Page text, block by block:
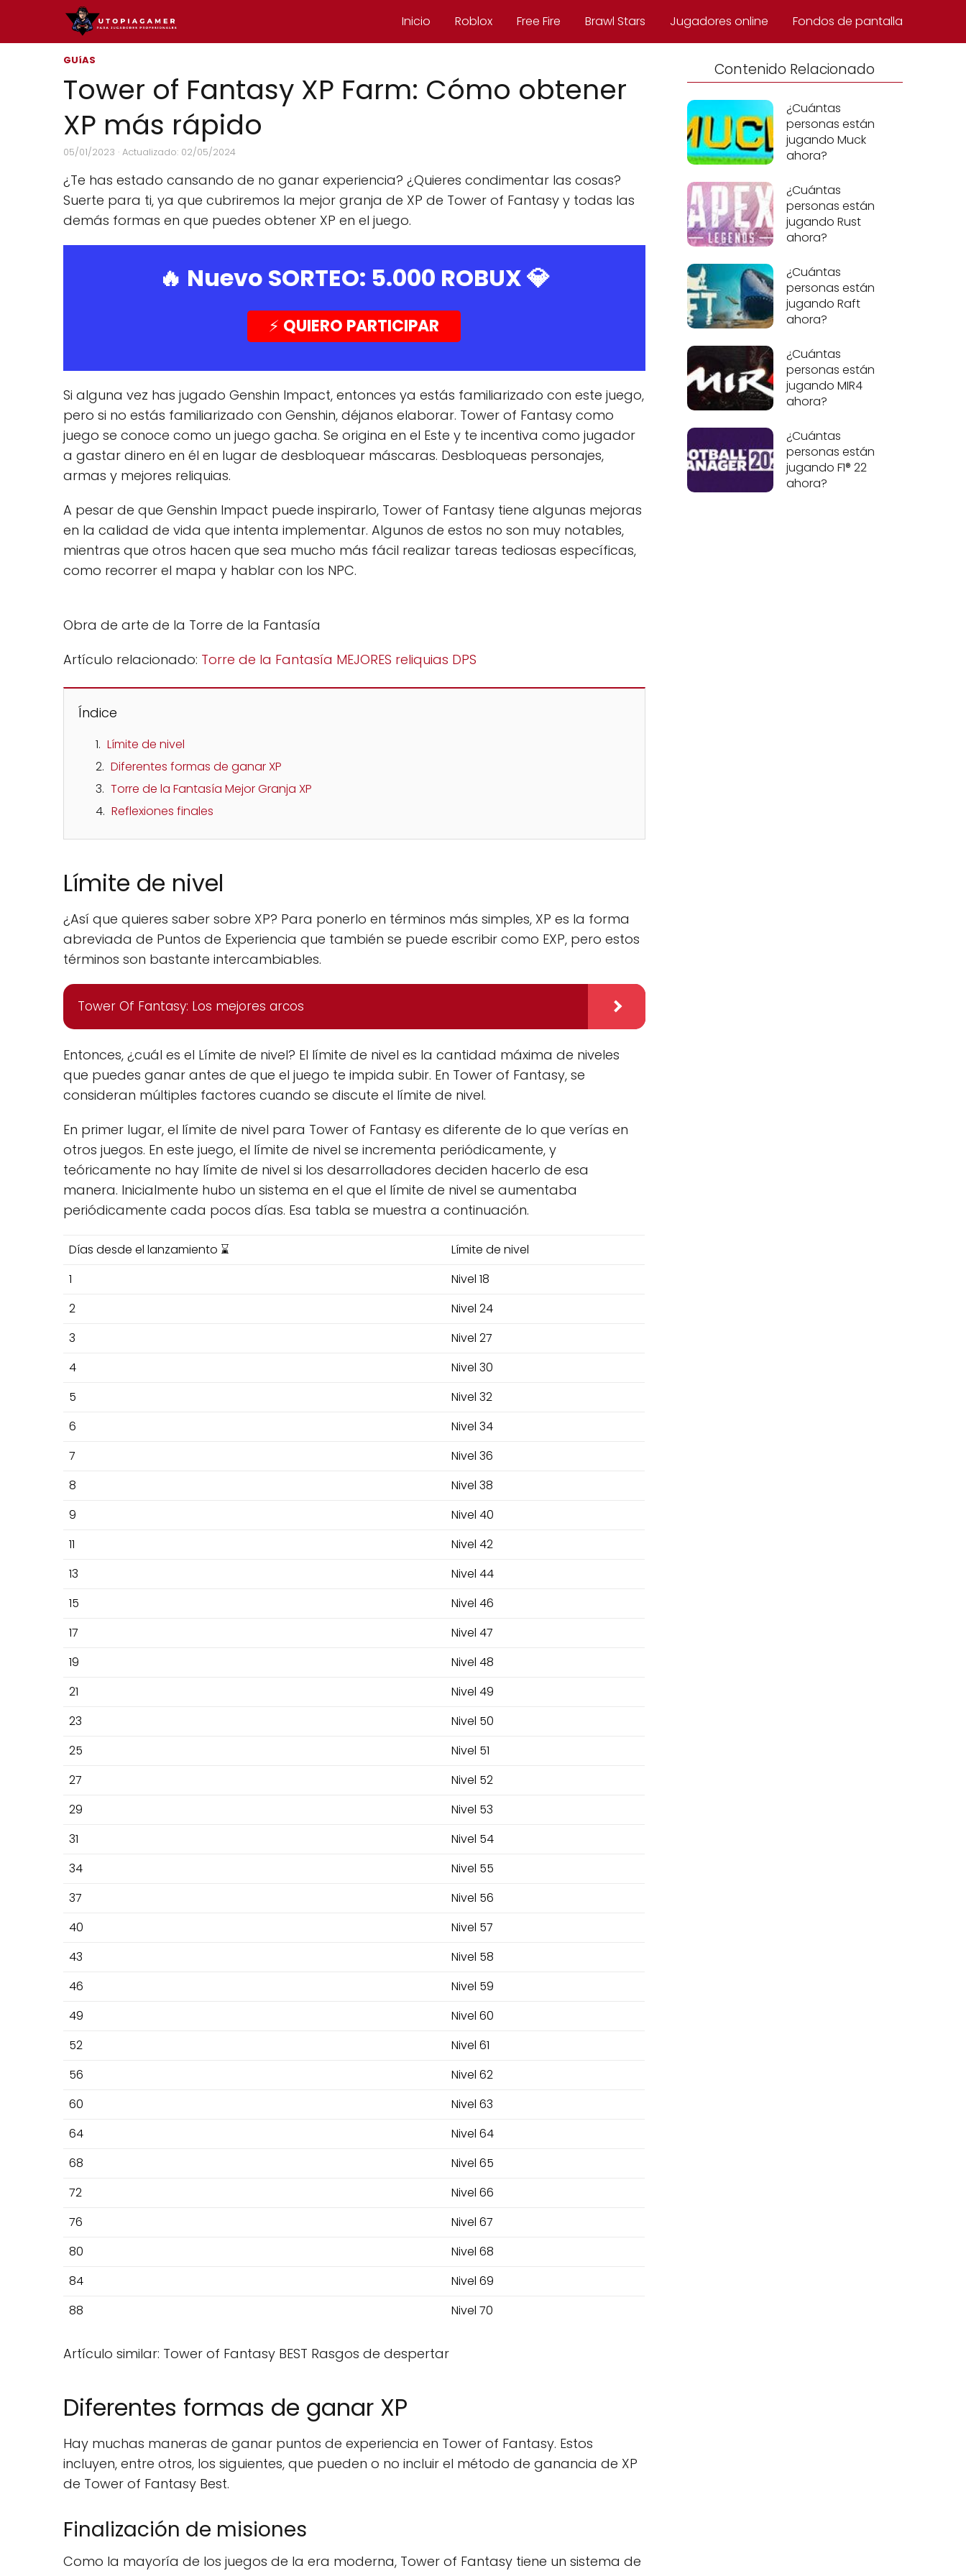
Inicio Roblox Free Fire Brawl Stars Jugadores online Fondos de pantalla
GUíAS
Tower of Fantasy XP Farm: Cómo obtener
XP más rápido
05/01/2023 · Actualizado: 02/05/2024
¿Te has estado cansando de no ganar experiencia? ¿Quieres condimentar las cosas?
Suerte para ti, ya que cubriremos la mejor granja de XP de Tower of Fantasy y todas las
demás formas en que puedes obtener XP en el juego.
🔥 Nuevo SORTEO: 5.000 ROBUX💎
⚡️ QUIERO PARTICIPAR
Si alguna vez has jugado Genshin Impact, entonces ya estás familiarizado con este juego,
pero si no estás familiarizado con Genshin, déjanos elaborar. Tower of Fantasy como
juego se conoce como un juego gacha. Se origina en el Este y te incentiva como jugador
a gastar dinero en él en lugar de desbloquear máscaras. Desbloqueas personajes,
armas y mejores reliquias.
A pesar de que Genshin Impact puede inspirarlo, Tower of Fantasy tiene algunas mejoras
en la calidad de vida que intenta implementar. Algunos de estos no son muy notables,
mientras que otros hacen que sea mucho más fácil realizar tareas tediosas específicas,
como recorrer el mapa y hablar con los NPC.
Obra de arte de la Torre de la Fantasía
Artículo relacionado: Torre de la Fantasía MEJORES reliquias DPS
Índice
Límite de nivel
Diferentes formas de ganar XP
Torre de la Fantasía Mejor Granja XP
Reflexiones finales
Límite de nivel
¿Así que quieres saber sobre XP? Para ponerlo en términos más simples, XP es la forma
abreviada de Puntos de Experiencia que también se puede escribir como EXP, pero estos
términos son bastante intercambiables.
Tower Of Fantasy: Los mejores arcos
Entonces, ¿cuál es el Límite de nivel? El límite de nivel es la cantidad máxima de niveles
que puedes ganar antes de que el juego te impida subir. En Tower of Fantasy, se
consideran múltiples factores cuando se discute el límite de nivel.
En primer lugar, el límite de nivel para Tower of Fantasy es diferente de lo que verías en
otros juegos. En este juego, el límite de nivel se incrementa periódicamente, y
teóricamente no hay límite de nivel si los desarrolladores deciden hacerlo de esa
manera. Inicialmente hubo un sistema en el que el límite de nivel se aumentaba
periódicamente cada pocos días. Esa tabla se muestra a continuación.
Días desde el lanzamiento ⌛
Límite de nivel
1
Nivel 18
2
Nivel 24
3
Nivel 27
4
Nivel 30
5
Nivel 32
6
Nivel 34
7
Nivel 36
8
Nivel 38
9
Nivel 40
11
Nivel 42
13
Nivel 44
15
Nivel 46
17
Nivel 47
19
Nivel 48
21
Nivel 49
23
Nivel 50
25
Nivel 51
27
Nivel 52
29
Nivel 53
31
Nivel 54
34
Nivel 55
37
Nivel 56
40
Nivel 57
43
Nivel 58
46
Nivel 59
49
Nivel 60
52
Nivel 61
56
Nivel 62
60
Nivel 63
64
Nivel 64
68
Nivel 65
72
Nivel 66
76
Nivel 67
80
Nivel 68
84
Nivel 69
88
Nivel 70
Artículo similar: Tower of Fantasy BEST Rasgos de despertar
Diferentes formas de ganar XP
Hay muchas maneras de ganar puntos de experiencia en Tower of Fantasy. Estos
incluyen, entre otros, los siguientes, que pueden o no incluir el método de ganancia de XP
de Tower of Fantasy Best.
Finalización de misiones
Como la mayoría de los juegos de la era moderna, Tower of Fantasy tiene un sistema de
Contenido Relacionado
¿Cuántas
personas están
jugando Muck
ahora?
¿Cuántas
personas están
jugando Rust
ahora?
¿Cuántas
personas están
jugando Raft
ahora?
¿Cuántas
personas están
jugando MIR4
ahora?
¿Cuántas
personas están
jugando F1® 22
ahora?